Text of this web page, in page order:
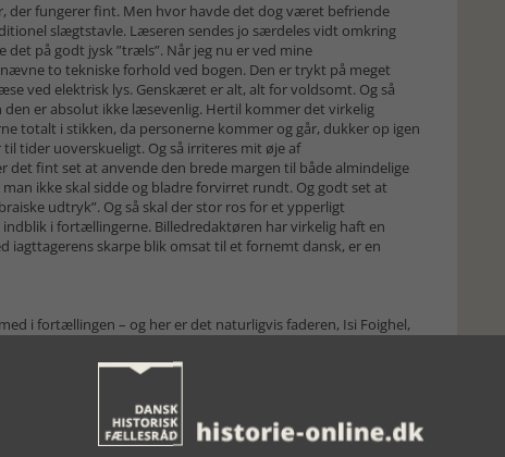
der fungerer fint. Men hvor havde det dog været befriende
slægtstavle. Læseren sendes jo særdeles vidt omkring
på godt jysk ”træls”. Når jeg nu er ved mine
to tekniske forhold ved bogen. Den er trykt på meget
ved elektrisk lys. Genskæret er alt, alt for voldsomt. Og så
er absolut ikke læsevenlig. Hertil kommer det virkelig
totalt i stikken, da personerne kommer og går, dukker op igen
tider uoverskueligt. Og så irriteres mit øje af
fint set at anvende den brede margen til både almindelige
ikke skal sidde og bladre forvirret rundt. Og godt set at
udtryk”. Og så skal der stor ros for et ypperligt
i fortællingerne. Billedredaktøren har virkelig haft en
iagttagerens skarpe blik omsat til et fornemt dansk, er en
i fortællingen – og her er det naturligvis faderen, Isi Foighel,
i Tyskland (1927) med rumænsk far og dansk mor. Her
befolkning, da nazisterne satte deres terror ind. Moderen
hjem til Danmark. Faderen var havnet i kriminalitet, så hun
forfatteren til at konkludere: ”Min farmors intuition både med
redder hende, hendes børn og dermed også
millioner af europæiske jøder under Holocaust”. (S.257). Men